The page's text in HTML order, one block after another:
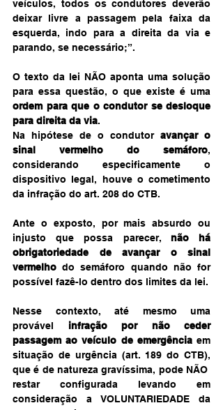
veículos, todos os condutores deverão
deixar livre a passagem pela faixa da
esquerda, indo para a direita da via e
parando, se necessário;”.
O texto da lei NÃO aponta uma solução
ordem para que o condutor se desloque
para direita da via.
Na hipótese de o condutor avançar o
sinal vermelho do semáforo,
considerando especificamente o
dispositivo legal, houve o cometimento
da infração do art. 208 do CTB.
Ante o exposto, por mais absurdo ou
injusto que possa parecer, não há
obrigatoriedade de avançar o sinal
vermelho do semáforo quando não for
possível fazê-lo dentro dos limites da lei.
Nesse contexto, até mesmo uma
provável infração por não ceder
passagem ao veículo de emergência em
situação de urgência (art. 189 do CTB),
que é de natureza gravíssima, pode NÃO
restar configurada levando em
consideração a VOLUNTARIEDADE da